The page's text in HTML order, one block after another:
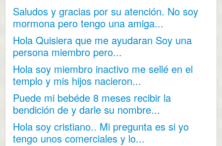
Saludos y gracias por su atención. No soy
mormona pero tengo una amiga...
Hola Quisiera que me ayudaran Soy una
persona miembro pero...
Hola soy miembro inactivo me sellé en el
templo y mis hijos nacieron...
Puede mi bebéde 8 meses recibir la
bendición de y darle su nombre...
Hola soy cristiano.. Mi pregunta es si yo
tengo unos comerciales y lo...